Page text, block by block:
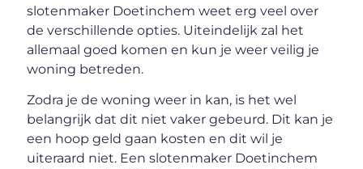
slotenmaker Doetinchem weet erg veel over
de verschillende opties. Uiteindelijk zal het
allemaal goed komen en kun je weer veilig je
woning betreden.
Zodra je de woning weer in kan, is het wel
belangrijk dat dit niet vaker gebeurd. Dit kan je
een hoop geld gaan kosten en dit wil je
uiteraard niet. Een slotenmaker Doetinchem